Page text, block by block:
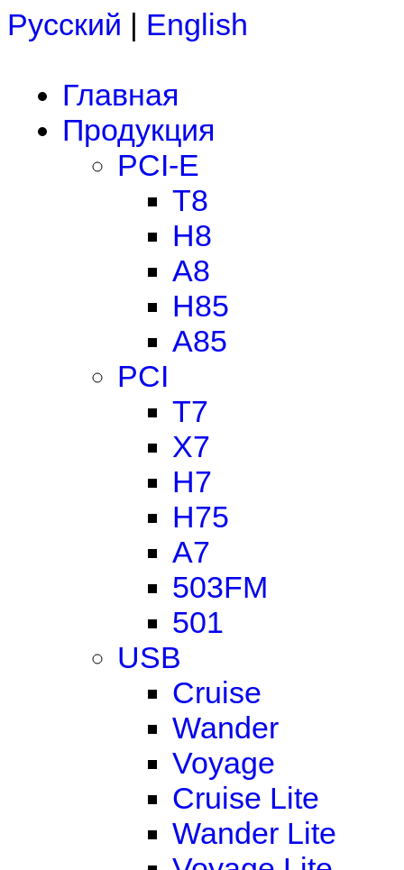
Русский | English
Главная
Продукция
PCI-E
T8
H8
A8
H85
A85
PCI
T7
X7
H7
H75
A7
503FM
501
USB
Cruise
Wander
Voyage
Cruise Lite
Wander Lite